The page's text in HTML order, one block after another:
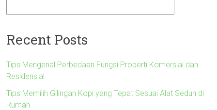
Recent Posts
Tips Mengenal Perbedaan Fungsi Properti Komersial dan
Residensial
Tips Memilih Gilingan Kopi yang Tepat Sesuai Alat Seduh di
Rumah